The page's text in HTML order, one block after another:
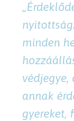
„
minden
annak
gyereket,